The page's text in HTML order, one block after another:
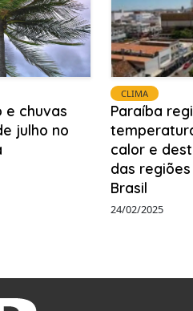
e chuvas
julho no
CLIMA
Paraíba
calor e
das
Brasil
24/02/2025